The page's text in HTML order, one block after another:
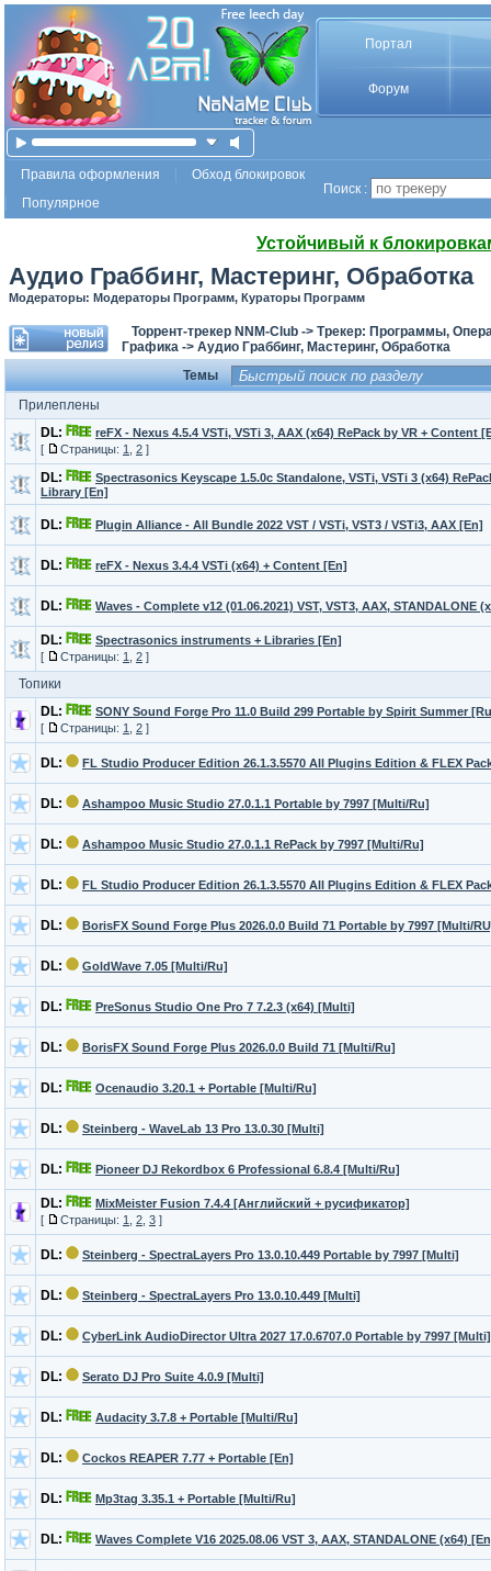
Портал
Форум
Правила оформления
Обход блокировок
Популярное
Поиск :
Устойчивый к
Аудио Граббинг, Мастеринг, Обработка
Модераторы: Модераторы Программ, Кураторы Программ
Торрент-трекер NNM-Club -> Трекер: Программы,
Графика -> Аудио Граббинг, Мастеринг, Обработка
Темы
Прилеплены
DL:
reFX - Nexus 4.5.4 VSTi, VSTi 3, AAX (x64) RePack by VR + Content
[
Страницы: 1 2 ]
DL:
Spectrasonics Keyscape 1.5.0c Standalone, VSTi, VSTi 3 (x64)
Library [En]
DL: Plugin Alliance - All Bundle 2022 VST / VSTi, VST3 / VSTi3, AAX [En]
DL: reFX - Nexus 3.4.4 VSTi (x64) + Content [En]
DL: Waves - Complete v12 (01.06.2021) VST, VST3, AAX, STANDALONE
DL:
Spectrasonics instruments + Libraries [En]
[
Страницы: 1 2 ]
Топики
DL:
SONY Sound Forge Pro 11.0 Build 299 Portable by Spirit Summer
[
Страницы: 1 2 ]
DL: FL Studio Producer Edition 26.1.3.5570 All Plugins Edition & FLEX
DL: Ashampoo Music Studio 27.0.1.1 Portable by 7997 [Multi/Ru]
DL: Ashampoo Music Studio 27.0.1.1 RePack by 7997 [Multi/Ru]
DL: FL Studio Producer Edition 26.1.3.5570 All Plugins Edition & FLEX
DL: BorisFX Sound Forge Plus 2026.0.0 Build 71 Portable by 7997 [Multi/
DL: GoldWave 7.05 [Multi/Ru]
DL: PreSonus Studio One Pro 7 7.2.3 (x64) [Multi]
DL: BorisFX Sound Forge Plus 2026.0.0 Build 71 [Multi/Ru]
DL: Ocenaudio 3.20.1 + Portable [Multi/Ru]
DL: Steinberg - WaveLab 13 Pro 13.0.30 [Multi]
DL: Pioneer DJ Rekordbox 6 Professional 6.8.4 [Multi/Ru]
DL:
MixMeister Fusion 7.4.4 [Английский + русификатор]
[
Страницы: 1 2 3 ]
DL: Steinberg - SpectraLayers Pro 13.0.10.449 Portable by 7997 [Multi]
DL: Steinberg - SpectraLayers Pro 13.0.10.449 [Multi]
DL: CyberLink AudioDirector Ultra 2027 17.0.6707.0 Portable by 7997 [Multi]
DL: Serato DJ Pro Suite 4.0.9 [Multi]
DL: Audacity 3.7.8 + Portable [Multi/Ru]
DL: Cockos REAPER 7.77 + Portable [En]
DL: Mp3tag 3.35.1 + Portable [Multi/Ru]
DL: Waves Complete V16 2025.08.06 VST 3, AAX, STANDALONE (x64)